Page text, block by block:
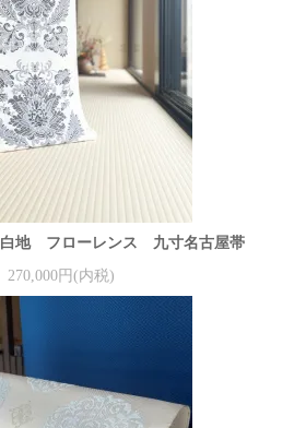
地 フローレンス 九寸名古屋帯
270,000円(内税)